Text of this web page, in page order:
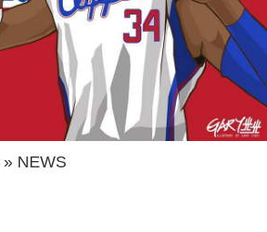
» NEWS